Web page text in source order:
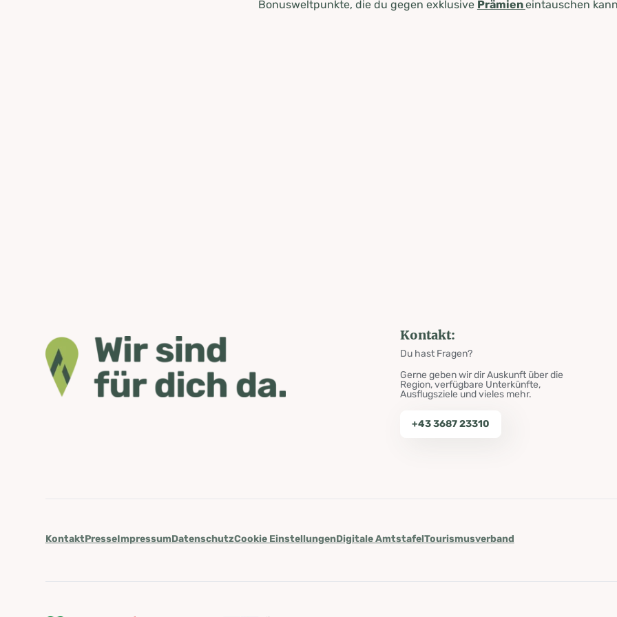
Bonusweltpunkte, die du gegen exklusive Prämieneintauschen
Kontakt:
Du hast Fragen?
Gerne geben wir dir Auskunft über die
Region, verfügbare Unterkünfte,
Ausflugsziele und vieles mehr.
+43 3687 23310
KontaktPresseImpressumDatenschutzCookie EinstellungenDigitale AmtstafelTourismusverband